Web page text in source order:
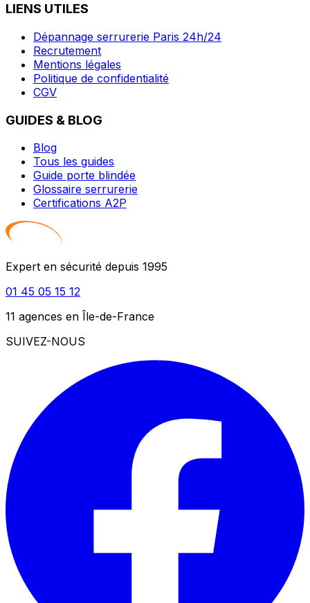
LIENS UTILES
Dépannage serrurerie Paris 24h/24
Recrutement
Mentions légales
Politique de confidentialité
CGV
GUIDES & BLOG
Blog
Tous les guides
Guide porte blindée
Glossaire serrurerie
Certifications A2P
Expert en sécurité depuis 1995
01 45 05 15 12
11 agences en Île-de-France
SUIVEZ-NOUS